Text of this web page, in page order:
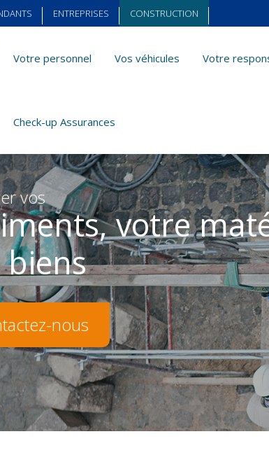
ENTREPRISES CONSTRUCTION
Votre personnel Vos véhicules Votre
Check-up Assurances
vos
votre
biens
nous